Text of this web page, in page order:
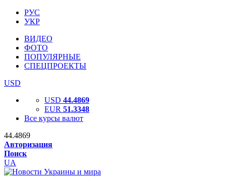
РУС
УКР
ВИДЕО
ФОТО
ПОПУЛЯРНЫЕ
СПЕЦПРОЕКТЫ
USD
USD 44.4869
EUR 51.3348
Все курсы валют
44.4869
Авторизация
Поиск
UA